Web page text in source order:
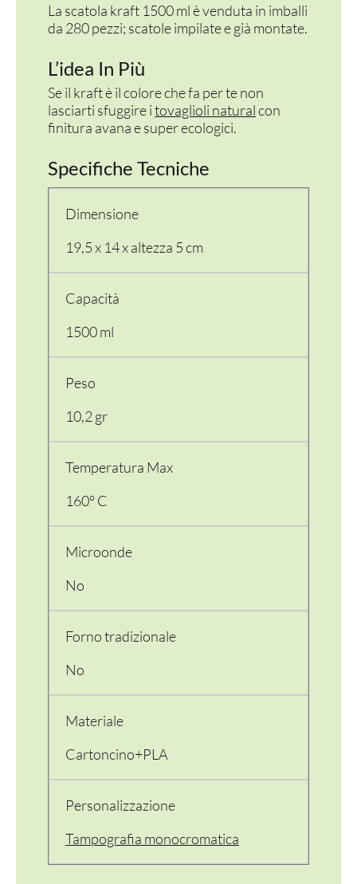
CONTENITORI E ASPORTO
FINGER E GELATO
TERMOSALDABILI
PERSONALIZZATI
La scatola kraft 1500 ml è venduta in imballi
da 280 pezzi; scatole impilate e già montate.
L’idea In Più
Se il kraft è il colore che fa per te non
lasciarti sfuggire itovaglioli naturalcon
finitura avana e super ecologici.
Specifiche Tecniche
Dimensione
19,5 x 14 x altezza 5 cm
Capacità
1500 ml
Peso
10,2 gr
Temperatura Max
160° C
Microonde
No
Forno tradizionale
No
Materiale
Cartoncino+PLA
Personalizzazione
Tampografia monocromatica